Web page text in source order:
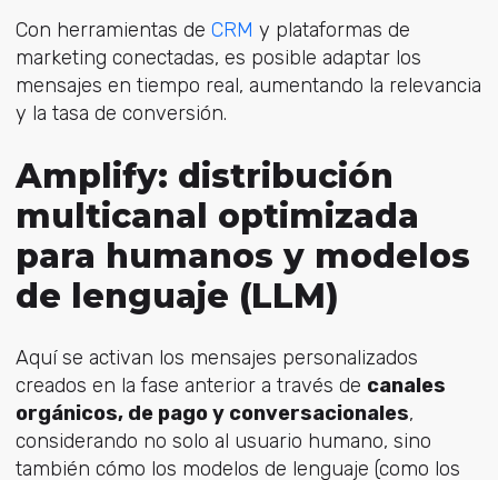
Con herramientas de CRM y plataformas de
marketing conectadas, es posible adaptar los
mensajes en tiempo real, aumentando la relevancia
y la tasa de conversión.
Amplify: distribución
multicanal optimizada
para humanos y modelos
de lenguaje (LLM)
Aquí se activan los mensajes personalizados
creados en la fase anterior a través de canales
orgánicos, de pago y conversacionales,
considerando no solo al usuario humano, sino
también cómo los modelos de lenguaje (como los